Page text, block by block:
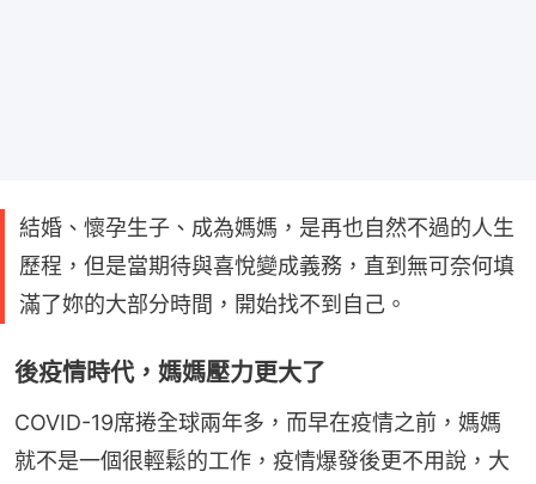
結婚、懷孕生子、成為媽媽，是再也自然不過的人生
歷程，但是當期待與喜悅變成義務，直到無可奈何填
滿了妳的大部分時間，開始找不到自己。
後疫情時代，媽媽壓力更大了
COVID-19席捲全球兩年多，而早在疫情之前，媽媽
就不是一個很輕鬆的工作，疫情爆發後更不用說，大